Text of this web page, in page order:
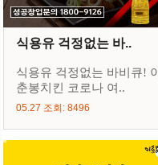
식용유 걱정없는 바..
식용유 걱정없는 바비큐! 이
춘봉치킨 코로나 여..
05.27 조회: 8496